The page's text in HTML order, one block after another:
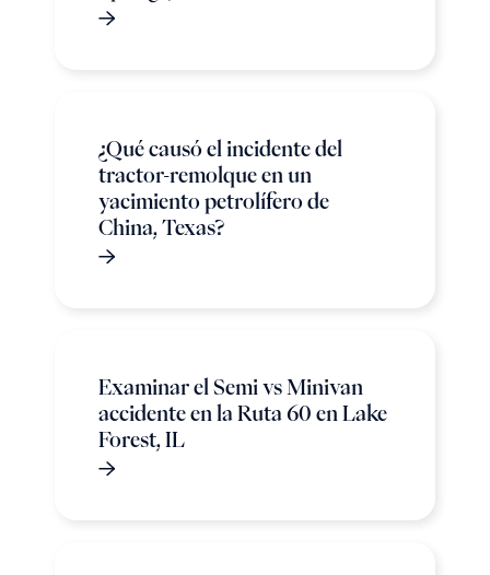
¿Qué causó el incidente del
tractor-remolque en un
yacimiento petrolífero de
China, Texas?
Examinar el Semi vs Minivan
accidente en la Ruta 60 en Lake
Forest, IL